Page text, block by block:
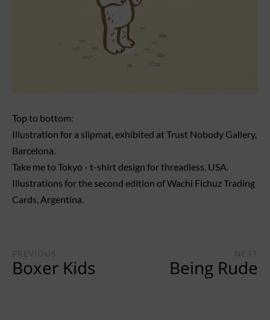
Top to bottom:
Illustration for a slipmat, exhibited at Trust Nobody Gallery,
Barcelona.
Take me to Tokyo - t-shirt design for threadless, USA.
Illustrations for the second edition of Wachi Fichuz Trading
Cards, Argentina.
PREVIOUS
Boxer Kids
NEXT
Being Rude